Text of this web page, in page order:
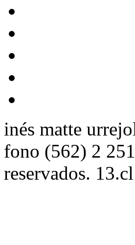
inés matte
fono (562) 2
reservados. 13.cl